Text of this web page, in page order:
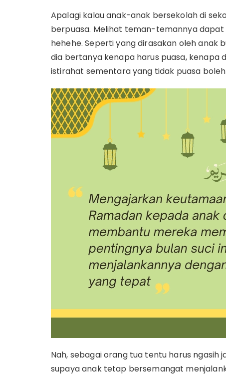
Apalagi kalau anak-anak bersekolah di
berpuasa. Melihat teman-temannya
hehehe. Seperti yang dirasakan oleh anak
dia bertanya kenapa harus puasa, kenapa
istirahat sementara yang tidak puasa
Nah, sebagai orang tua tentu harus ngasih
supaya anak tetap bersemangat